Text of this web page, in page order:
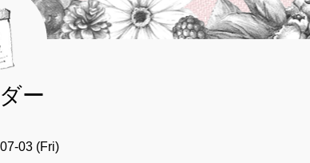
ー
03 (Fri)